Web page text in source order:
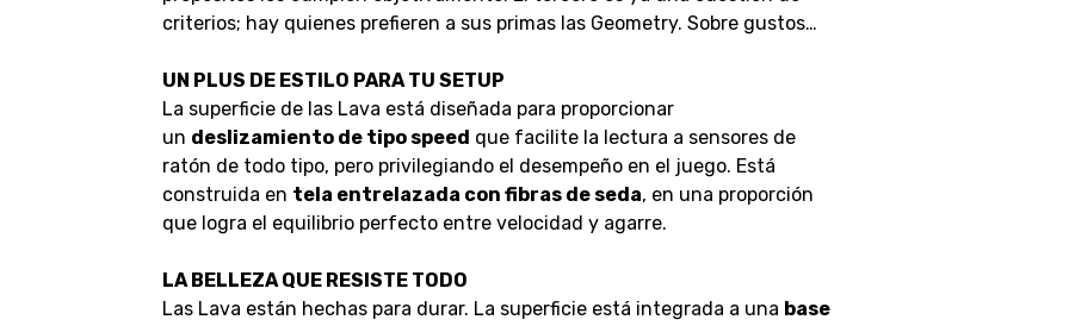
criterios; hay quienes prefieren a sus primas las Geometry. Sobre gustos…
UN PLUS DE ESTILO PARA TU SETUP
La superficie de las Lava está diseñada para proporcionar
un deslizamiento de tipo speed que facilite la lectura a sensores de
ratón de todo tipo, pero privilegiando el desempeño en el juego. Está
construida en tela entrelazada con fibras de seda, en una proporción
que logra el equilibrio perfecto entre velocidad y agarre.
LA BELLEZA QUE RESISTE TODO
Las Lava están hechas para durar. La superficie está integrada a una base